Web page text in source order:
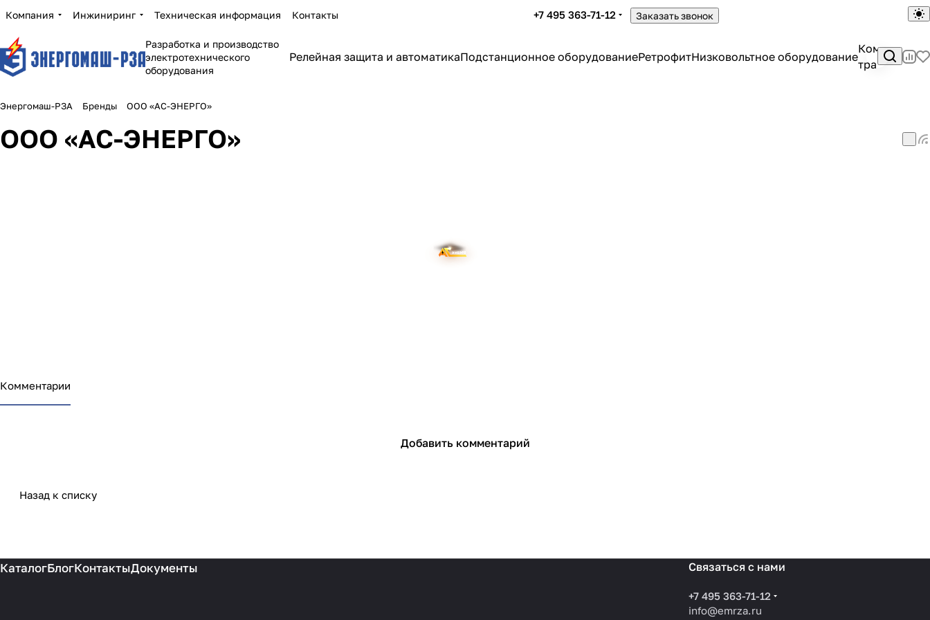
Компания Инжиниринг Техническая информация Контакты +7 495 363-71-12 Заказать звонок
Разработка и производство
электротехнического
оборудования
Релейная защита и автоматикаПодстанционное оборудованиеРетрофитНизковольтное оборудование
Энергомаш-РЗА Бренды ООО «АС-ЭНЕРГО»
ООО «АС-ЭНЕРГО»
Комментарии
Добавить комментарий
Назад к списку
КаталогБлогКонтактыДокументы Связаться с нами
+7 495 363-71-12
info@emrza.ru